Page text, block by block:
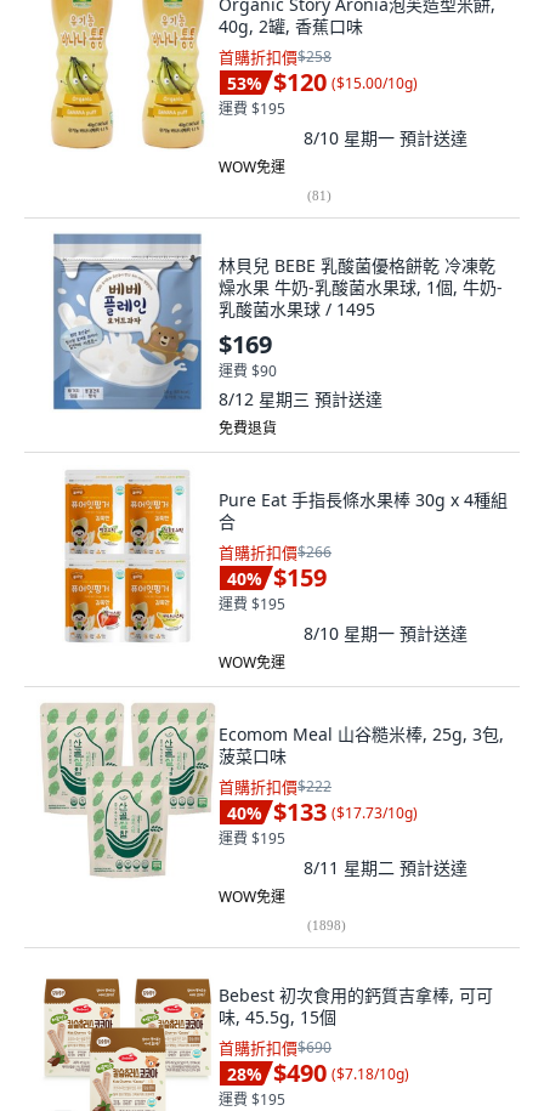
40g, 2罐, 香蕉口味
首購折扣價$258
53% $120 ($15.00/10g)
運費 $195
8/10 星期一 預計送達
WOW免運
(81)
林貝兒 BEBE 乳酸菌優格餅乾 冷凍乾
燥水果 牛奶-乳酸菌水果球, 1個, 牛奶-
乳酸菌水果球 / 1495
$169
運費 $90
8/12 星期三 預計送達
免費退貨
Pure Eat 手指長條水果棒 30g x 4種組
合
首購折扣價$266
40% $159
運費 $195
8/10 星期一 預計送達
WOW免運
Ecomom Meal 山谷糙米棒, 25g, 3包,
菠菜口味
首購折扣價$222
40% $133 ($17.73/10g)
運費 $195
8/11 星期二 預計送達
WOW免運
(1898)
Bebest 初次食用的鈣質吉拿棒, 可可
味, 45.5g, 15個
首購折扣價$690
28% $490 ($7.18/10g)
運費 $195